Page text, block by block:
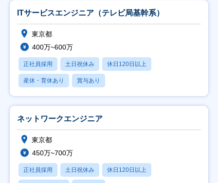
ITサービスエンジニア（テレビ局基幹系）
東京都
400万~600万
正社員採用 土日祝休み 休日120日以上
産休・育休あり 賞与あり
ネットワークエンジニア
東京都
450万~700万
正社員採用 土日祝休み 休日120日以上